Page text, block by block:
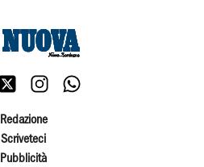
Redazione
Scriveteci
Pubblicità